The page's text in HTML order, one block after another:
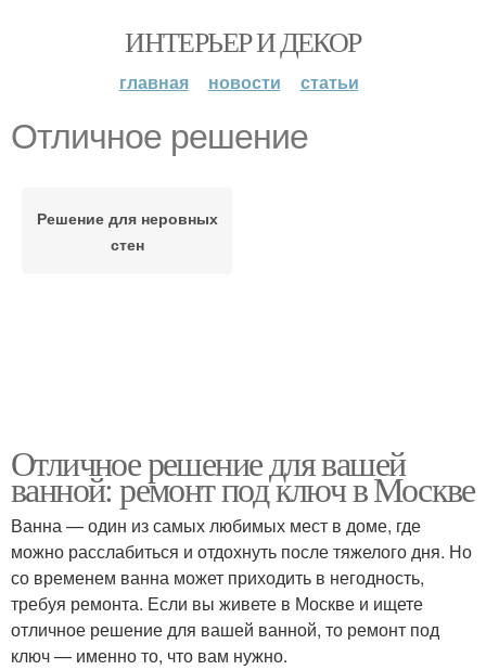
ИНТЕРЬЕР И ДЕКОР
главная новости статьи
Отличное решение
Решение для неровных
стен
Отличное решение для вашей
ванной: ремонт под ключ в Москве
Ванна — один из самых любимых мест в доме, где
можно расслабиться и отдохнуть после тяжелого дня. Но
со временем ванна может приходить в негодность,
требуя ремонта. Если вы живете в Москве и ищете
отличное решение для вашей ванной, то ремонт под
ключ — именно то, что вам нужно.